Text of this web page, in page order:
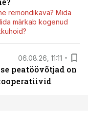
remondikava? Mida
märkab kogenud
06.08.26, 11:11
peatöövõtjad on